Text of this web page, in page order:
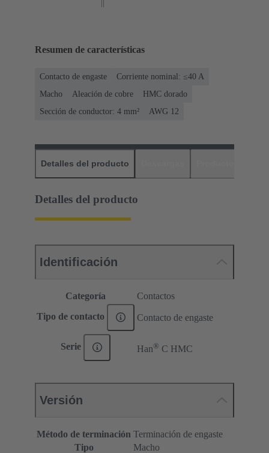
Resumen de características
Contacto de engaste
Corriente nominal: ≤40 A
Macho
Aleación de cobre
HMC dorado
Sección de conductor: 4 mm²
AWG 12
Detalles del producto
Detalles del producto
Identificación
Categoría Contactos
Tipo de contacto Contacto de engaste
Serie Han® C HMC
Versión
Método de terminación Terminación de engaste
Tipo
Macho